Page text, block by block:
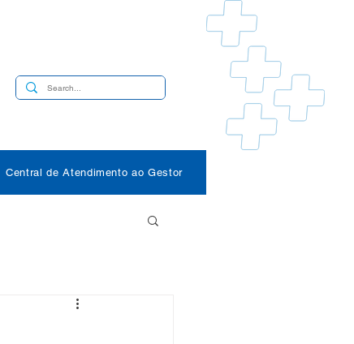
Central de Atendimento ao Gestor